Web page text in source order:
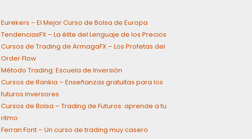
Eurekers – El Mejor Curso de Bolsa de Europa
TendenciasFX – La élite del Lenguaje de los Precios
Cursos de Trading de ArmagaFX – Los Profetas del
Order Flow
Método Trading: Escuela de Inversión
Cursos de Rankia – Enseñanzas gratuitas para los
futuros inversores
Cursos de Bolsa – Trading de Futuros: aprende a tu
ritmo
Ferran Font – Un curso de trading muy casero